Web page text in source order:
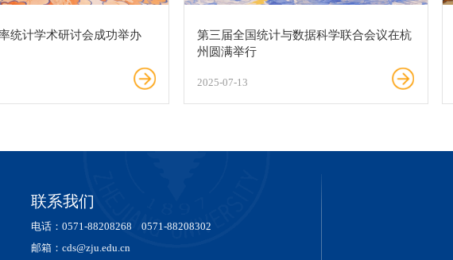
统计学术研讨会成功举办
第三届全国统计与数据科学联合会议在杭
州圆满举行
2025-07-13
联系我们
电话：0571-88208268 0571-88208302
邮箱：cds@zju.edu.cn